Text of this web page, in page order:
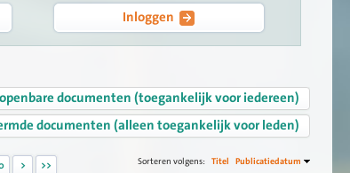
Inloggen
documenten (toegankelijk voor iedereen)
documenten (alleen toegankelijk voor leden)
> >> Sorteren volgens: Titel Publicatiedatum